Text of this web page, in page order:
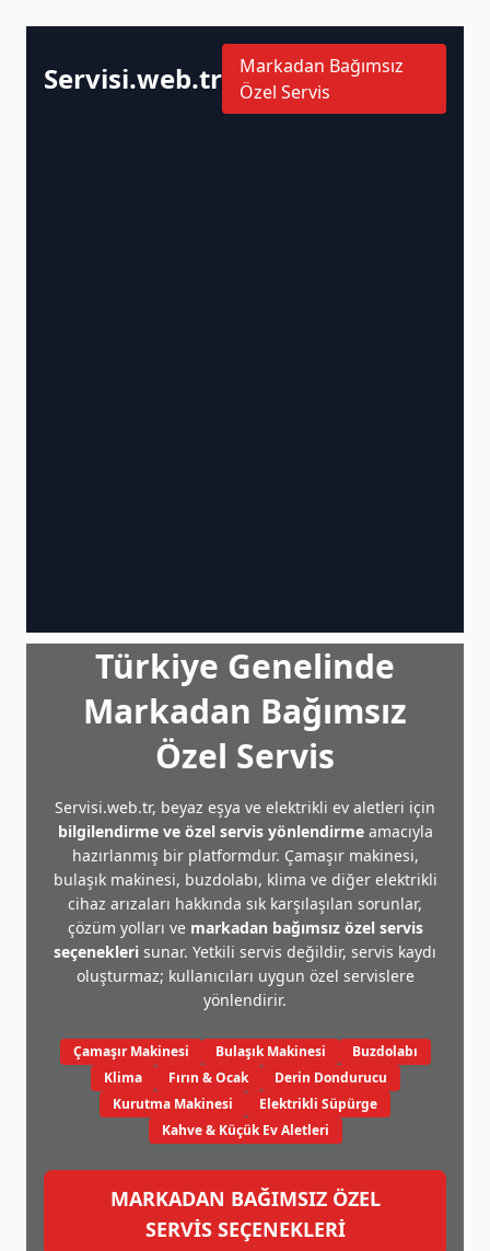
Servisi.web.tr
Markadan Bağımsız
Özel Servis
Türkiye Genelinde
Markadan Bağımsız
Özel Servis
Servisi.web.tr, beyaz eşya ve elektrikli ev aletleri için
bilgilendirme ve özel servis yönlendirmeamacıyla
hazırlanmış bir platformdur. Çamaşır makinesi,
bulaşık makinesi, buzdolabı, klima ve diğer elektrikli
cihaz arızaları hakkında sık karşılaşılan sorunlar,
çözüm yolları ve markadan bağımsız özel servis
seçenekleri sunar. Yetkili servis değildir, servis kaydı
oluşturmaz; kullanıcıları uygun özel servislere
yönlendirir.
Çamaşır Makinesi Bulaşık Makinesi
Buzdolabı
Klima
Fırın & Ocak
Derin Dondurucu
Kurutma Makinesi
Elektrikli Süpürge
Kahve & Küçük Ev Aletleri
MARKADAN BAĞIMSIZ ÖZEL
SERVİS SEÇENEKLERİ